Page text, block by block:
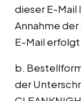
dieser E-
Annahme
E-Mail
b.
der